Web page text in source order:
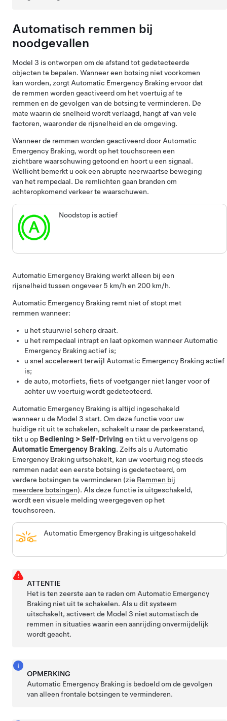
Automatisch remmen bij
noodgevallen
Model 3 is ontworpen om de afstand tot gedetecteerde
objecten te bepalen. Wanneer een botsing niet voorkomen
kan worden, zorgt Automatic Emergency Braking ervoor dat
de remmen worden geactiveerd om het voertuig af te
remmen en de gevolgen van de botsing te verminderen. De
mate waarin de snelheid wordt verlaagd, hangt af van vele
factoren, waaronder de rijsnelheid en de omgeving.
Wanneer de remmen worden geactiveerd door Automatic
Emergency Braking, wordt op hettouchscreen een
zichtbare waarschuwing getoond en hoort u een signaal.
Wellicht bemerkt u ook een abrupte neerwaartse beweging
van het rempedaal. De remlichten gaan branden om
achteropkomend verkeer te waarschuwen.
Noodstop is actief
Automatic Emergency Braking werkt alleen bij een
rijsnelheid tussen ongeveer 5 km/h en 200 km/h.
Automatic Emergency Braking remt niet of stopt met
remmen wanneer:
u hetstuurwiel scherp draait.
u het rempedaal intrapt en laat opkomen wanneer Automatic
Emergency Braking actief is;
u snel accelereert terwijl Automatic Emergency Braking actief
is;
de auto, motorfiets, fiets of voetganger niet langer voor of
achter uw voertuig wordt gedetecteerd.
Automatic Emergency Braking is altijd ingeschakeld
wanneer u de Model 3 start. Om deze functie voor uw
huidige rit uit te schakelen, schakelt u naar de parkeerstand,
tikt u op Bediening > Self-Driving en tikt u vervolgens op
Automatic Emergency Braking. Zelfs als u Automatic
Emergency Braking uitschakelt, kan uw voertuig nog steeds
remmen nadat een eerste botsing is gedetecteerd, om
verdere botsingen te verminderen (zie Remmen bij
meerdere botsingen). Als deze functie is uitgeschakeld,
wordt een visuele melding weergegeven op het
touchscreen.
Automatic Emergency Braking is uitgeschakeld
ATTENTIE
Het is ten zeerste aan te raden om Automatic Emergency
Braking niet uit te schakelen. Als u dit systeem
uitschakelt, activeert de Model 3 niet automatisch de
remmen in situaties waarin een aanrijding onvermijdelijk
wordt geacht.
OPMERKING
Automatic Emergency Braking is bedoeld om de gevolgen
van alleen frontale botsingen te verminderen.